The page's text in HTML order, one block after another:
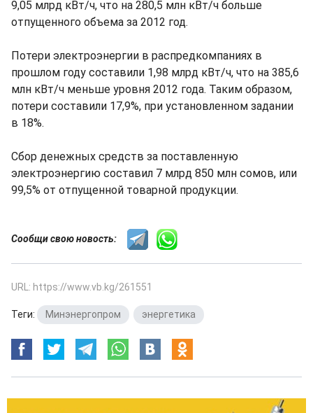
9,05 млрд кВт/ч, что на 280,5 млн кВт/ч больше
отпущенного объема за 2012 год.
Потери электроэнергии в распредкомпаниях в
прошлом году составили 1,98 млрд кВт/ч, что на 385,6
млн кВт/ч меньше уровня 2012 года. Таким образом,
потери составили 17,9%, при установленном задании
в 18%.
Сбор денежных средств за поставленную
электроэнергию составил 7 млрд 850 млн сомов, или
99,5% от отпущенной товарной продукции.
Сообщи свою новость:
URL: https://www.vb.kg/261551
Теги: Минэнергопром энергетика